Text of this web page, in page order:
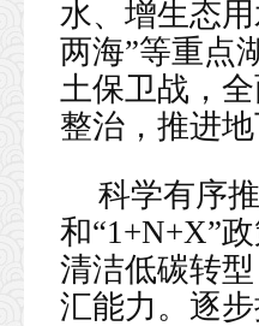
水、增生态
两海”等重点
土保卫战，
整治，推进
科学有序
和“1+N+X”
清洁低碳转
汇能力。逐